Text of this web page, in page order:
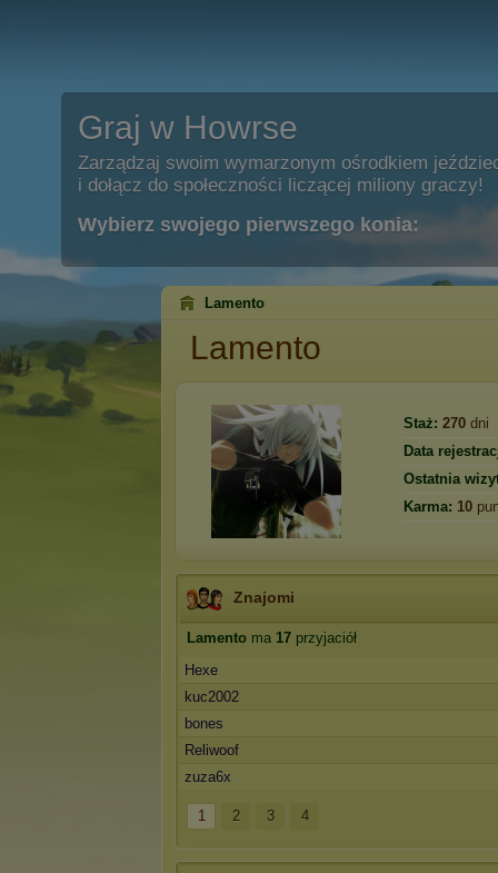
Graj w Howrse
Zarządzaj swoim wymarzonym ośrodkiem
i dołącz do społeczności liczącej miliony graczy!
Wybierz swojego pierwszego konia:
Lamento
Lamento
Staż: 270 dni
Data
Ostatnia
Karma: 10
Znajomi
Lamento ma 17 przyjaciół
Hexe
kuc2002
bones
Reliwoof
zuza6x
1 2 3 4